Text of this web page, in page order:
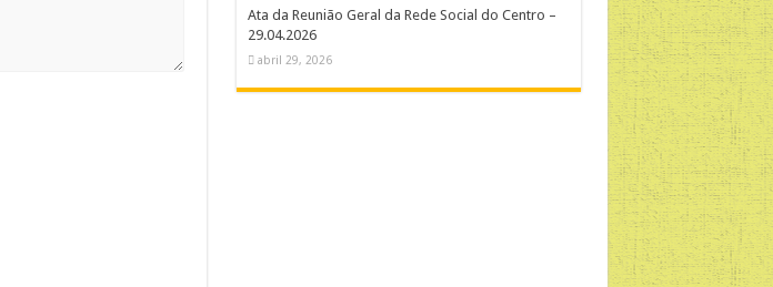
Ata da Reunião Geral da Rede Social do Centro –
29.04.2026
abril 29, 2026